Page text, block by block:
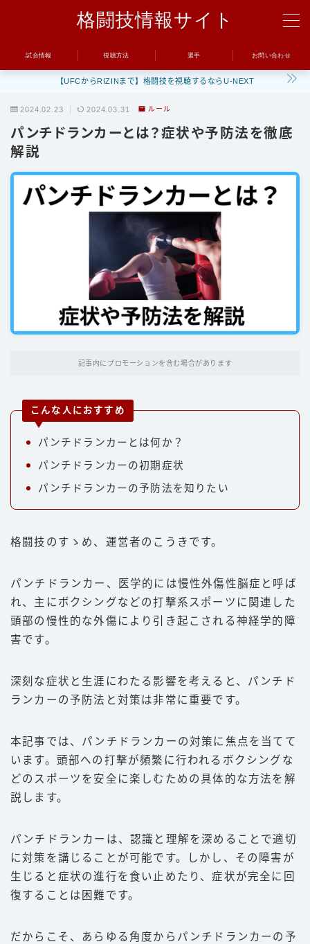
格闘技情報サイト
MENU
Bellator
RIZIN
ONE
パンチ
ディフェンス
グラップリング
選手
朝倉未来
井上尚弥
平本蓮
ファイトスタイル
豆知識
階級
減量
パンチ力
喧嘩
運営者情報
お問い合わせ
試合情報 視聴方法 選手 お問い合わせ
【UFCからRIZINまで】格闘技を視聴するならU-NEXT
2024.02.23 2024.03.31 ルール
パンチドランカーとは？症状や予防法を徹底
解説
記事内にプロモーションを含む場合があります
こんな人におすすめ
パンチドランカーとは何か？
パンチドランカーの初期症状
パンチドランカーの予防法を知りたい
格闘技のすゝめ、運営者のこうきです。
パンチドランカー、医学的には慢性外傷性脳症と呼ば
れ、主にボクシングなどの打撃系スポーツに関連した
頭部の慢性的な外傷により引き起こされる神経学的障
害です。
深刻な症状と生涯にわたる影響を考えると、パンチド
ランカーの予防法と対策は非常に重要です。
本記事では、パンチドランカーの対策に焦点を当てて
います。頭部への打撃が頻繁に行われるボクシングな
どのスポーツを安全に楽しむための具体的な方法を解
説します。
パンチドランカーは、認識と理解を深めることで適切
に対策を講じることが可能です。しかし、その障害が
生じると症状の進行を食い止めたり、症状が完全に回
復することは困難です。
だからこそ、あらゆる角度からパンチドランカーの予